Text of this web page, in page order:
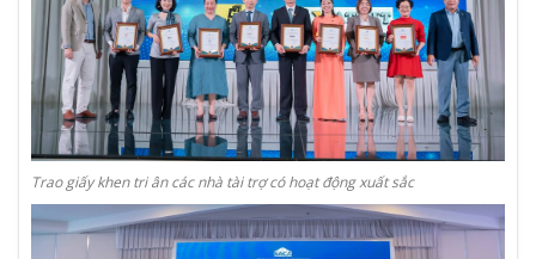
Trao giấy khen tri ân các nhà tài trợ có hoạt động xuất sắc